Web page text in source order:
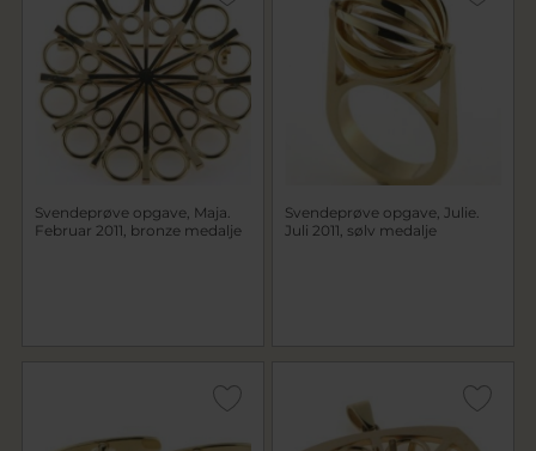
Svendeprøve opgave, Maja.
Februar 2011, bronze medalje
Svendeprøve opgave, Julie.
Juli 2011, sølv medalje